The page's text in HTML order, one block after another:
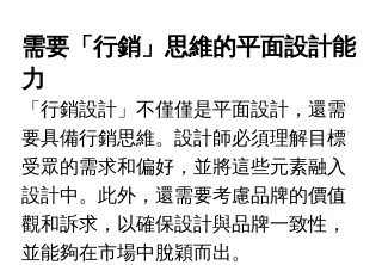
需要「行銷」思維的平面設計能
力
「行銷設計」不僅僅是平面設計，還需
要具備行銷思維。設計師必須理解目標
受眾的需求和偏好，並將這些元素融入
設計中。此外，還需要考慮品牌的價值
觀和訴求，以確保設計與品牌一致性，
並能夠在市場中脫穎而出。